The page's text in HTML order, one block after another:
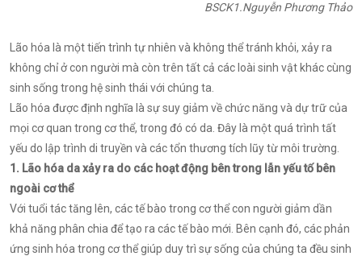
BSCK1.Nguyễn Phương Thảo
Lão hóa là một tiến trình tự nhiên và không thể tránh khỏi, xảy ra
không chỉ ở con người mà còn trên tất cả các loài sinh vật khác cùng
sinh sống trong hệ sinh thái với chúng ta.
Lão hóa được định nghĩa là sự suy giảm về chức năng và dự trữ của
mọi cơ quan trong cơ thể, trong đó có da. Đây là một quá trình tất
yếu do lập trình di truyền và các tổn thương tích lũy từ môi trường.
1. Lão hóa da xảy ra do các hoạt động bên trong lẫn yếu tố bên
ngoài cơ thể
Với tuổi tác tăng lên, các tế bào trong cơ thể con người giảm dần
khả năng phân chia để tạo ra các tế bào mới. Bên cạnh đó, các phản
ứng sinh hóa trong cơ thể giúp duy trì sự sống của chúng ta đều sinh